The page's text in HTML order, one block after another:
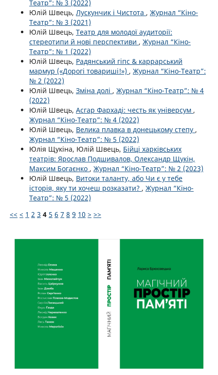
Театр”: № 3 (2022)
Юлій Швець, Лускунчик і Чистота , Журнал “Кіно-
Театр”: № 3 (2021)
Юлій Швець, Театр для молодої аудиторії:
стереотипи й нові перспективи , Журнал “Кіно-
Театр”: № 1 (2022)
Юлій Швець, Радянський гіпс & каррарський
мармур («Дорогі товариші!») , Журнал “Кіно-Театр”:
№ 2 (2022)
Юлій Швець, Зміна долі , Журнал “Кіно-Театр”: № 4
(2022)
Юлій Швець, Асгар Фархаді: честь як універсум ,
Журнал “Кіно-Театр”: № 4 (2022)
Юлій Швець, Велика плавка в донецькому степу ,
Журнал “Кіно-Театр”: № 5 (2022)
Юлія Щукіна, Юлій Швець, Бійці харківських
театрів: Ярослав Подшивалов, Олександр Щукін,
Максим Богаєнко , Журнал “Кіно-Театр”: № 2 (2023)
Юлій Швець, Витоки таланту, або Чи є у тебе
історія, яку ти хочеш розказати? , Журнал “Кіно-
Театр”: № 5 (2022)
<< < 1 2 3 4 5 6 7 8 9 10 > >>